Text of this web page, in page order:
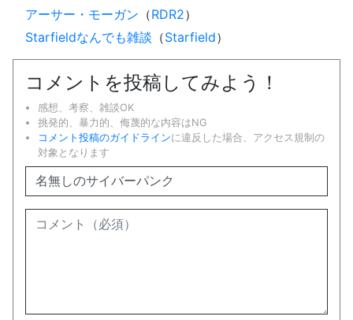
アーサー・モーガン （RDR2）
Starfieldなんでも雑談 （Starfield）
コメントを投稿してみよう！
感想、考察、雑談OK
挑発的、暴力的、侮蔑的な内容はNG
コメント投稿のガイドラインに違反した場合、アクセス規制の
対象となります